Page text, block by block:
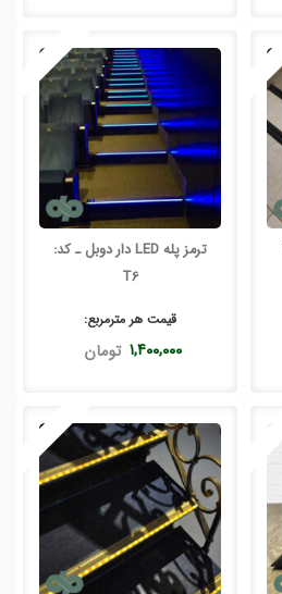
ترمز پله LED دار دوبل ـ کد:
T6
قیمت هر مترمربع:
۱,۴۰۰,۰۰۰ تومان